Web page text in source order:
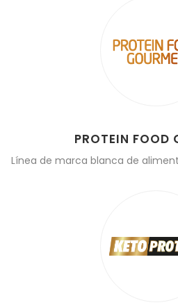
PROTEIN FOOD
Línea de marca blanca de